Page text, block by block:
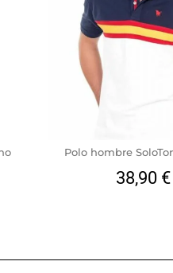
Polo hombre
38,90 €